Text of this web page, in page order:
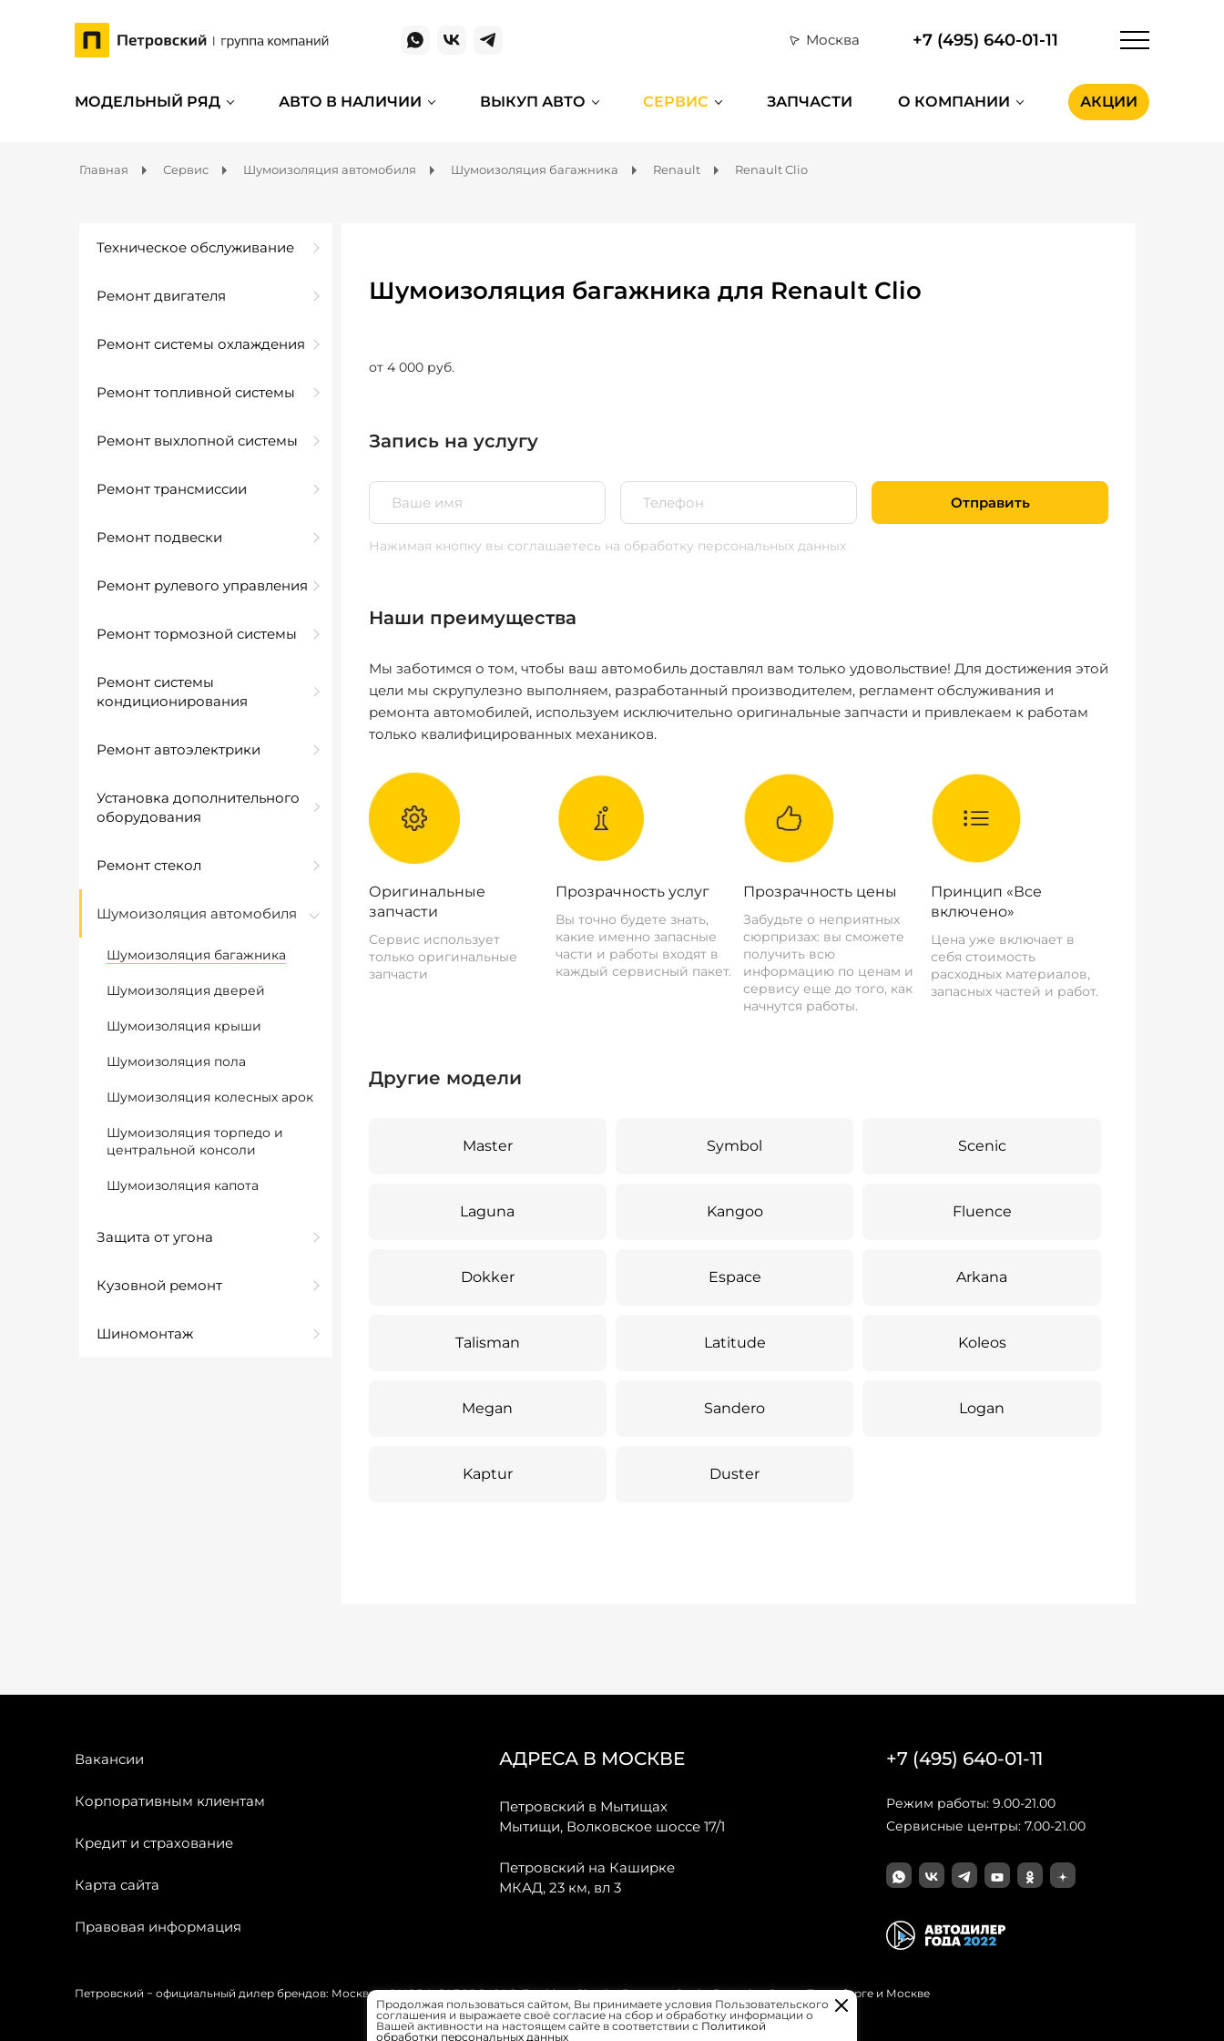
Москва +7 (495) 640-01-11
МОДЕЛЬНЫЙ РЯД АВТО В НАЛИЧИИ ВЫКУП АВТО СЕРВИС ЗАПЧАСТИ О КОМПАНИИ АКЦИИ
Главная Сервис Шумоизоляция автомобиля Шумоизоляция багажника Renault Renault Clio
Техническое обслуживание
Ремонт двигателя
Ремонт системы охлаждения
Ремонт топливной системы
Ремонт выхлопной системы
Ремонт трансмиссии
Ремонт подвески
Ремонт рулевого управления
Ремонт тормозной системы
Ремонт системы
кондиционирования
Ремонт автоэлектрики
Установка дополнительного
оборудования
Ремонт стекол
Шумоизоляция автомобиля
Шумоизоляция багажника
Шумоизоляция дверей
Шумоизоляция крыши
Шумоизоляция пола
Шумоизоляция колесных арок
Шумоизоляция торпедо и
центральной консоли
Шумоизоляция капота
Защита от угона
Кузовной ремонт
Шиномонтаж
Шумоизоляция багажника для Renault Clio
от 4 000 руб.
Запись на услугу
Отправить
Нажимая кнопку вы соглашаетесь на обработку персональных данных
Наши преимущества
Мы заботимся о том, чтобы ваш автомобиль доставлял вам только удовольствие! Для достижения этой
цели мы скрупулезно выполняем, разработанный производителем, регламент обслуживания и
ремонта автомобилей, используем исключительно оригинальные запчасти и привлекаем к работам
только квалифицированных механиков.
Оригинальные
запчасти
Сервис использует
только оригинальные
запчасти
Прозрачность услуг
Вы точно будете знать,
какие именно запасные
части и работы входят в
каждый сервисный пакет.
Прозрачность цены
Забудьте о неприятных
сюрпризах: вы сможете
получить всю
информацию по ценам и
сервису еще до того, как
начнутся работы.
Принцип «Все
включено»
Цена уже включает в
себя стоимость
расходных материалов,
запасных частей и работ.
Другие модели
Master Symbol Scenic
Laguna Kangoo Fluence
Dokker Espace Arkana
Talisman Latitude Koleos
Megan Sandero Logan
Kaptur Duster
Вакансии
Корпоративным клиентам
Кредит и страхование
Карта сайта
Правовая информация
АДРЕСА В МОСКВЕ
Петровский в Мытищах
Мытищи, Волковское шоссе 17/1
Петровский на Каширке
МКАД, 23 км, вл 3
+7 (495) 640-01-11
Режим работы: 9.00-21.00
Сервисные центры: 7.00-21.00
Петровский − официальный дилер брендов: Москвич, OMODA, JAECOO, GAC, Forthing, Citroёn, Peugeot, Opel и Renault в Санкт-Петербурге и Москве
Продолжая пользоваться сайтом, Вы принимаете условия Пользовательского
соглашения и выражаете своё согласие на сбор и обработку информации о
Вашей активности на настоящем сайте в соответствии с Политикой
обработки персональных данных